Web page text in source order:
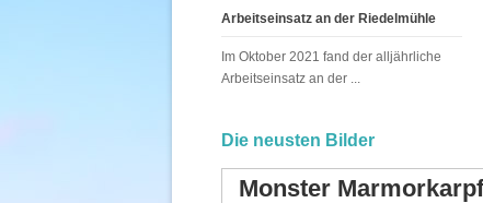
Arbeitseinsatz an der Riedelmühle
Im Oktober 2021 fand der alljährliche
Arbeitseinsatz an der ...
Die neusten Bilder
Monster